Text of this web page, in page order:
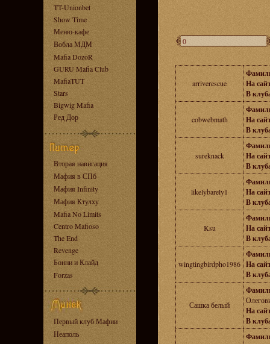
TT-Unionbet
Show Time
Меню-кафе
Вобла МДМ
Mafia DozoR
GURU Mafia Club
MafiaTUT
Stars
Bigwig Mafia
Ред Дор
Вторая навигация
Мафия в СПб
Мафия Infinity
Мафия Ктулху
Mafia No Limits
Centro Mafioso
The End
Revenge
Бонни и Клайд
Forzas
Первый клуб Мафии
Неаполь
arriverescue
На
В
cobwebmath
На
В
sureknack
На
В
likelybarely1
На
В
Ksu
На
В
wingtingbirdpho1986 На
В
Сашка белый
На
В